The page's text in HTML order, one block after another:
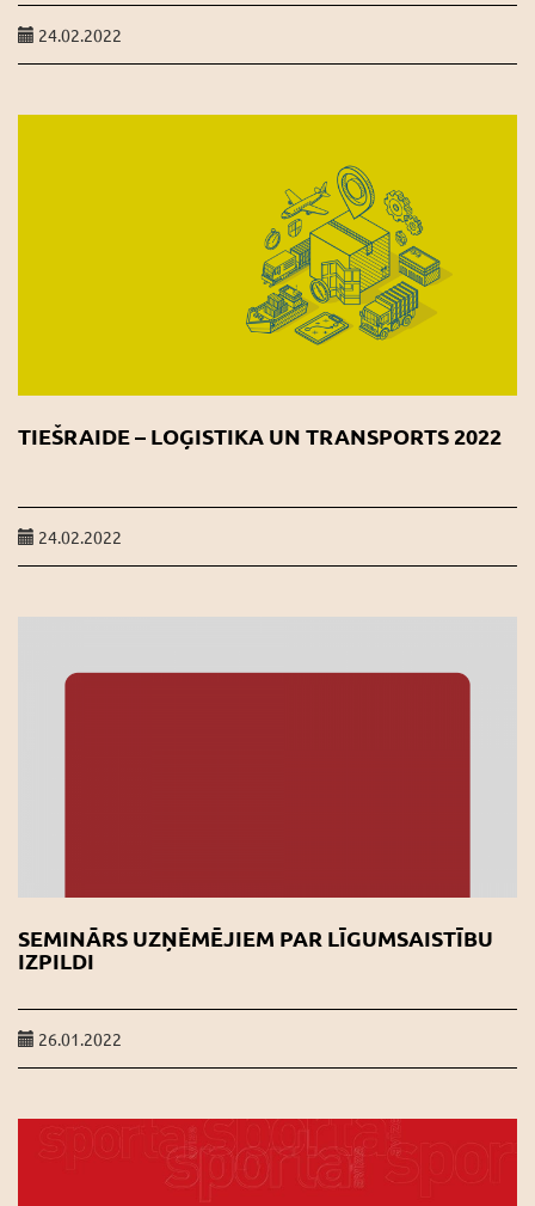
24.02.2022
TIEŠRAIDE – LOĢISTIKA UN TRANSPORTS 2022
24.02.2022
SEMINĀRS UZŅĒMĒJIEM PAR LĪGUMSAISTĪBU
IZPILDI
26.01.2022